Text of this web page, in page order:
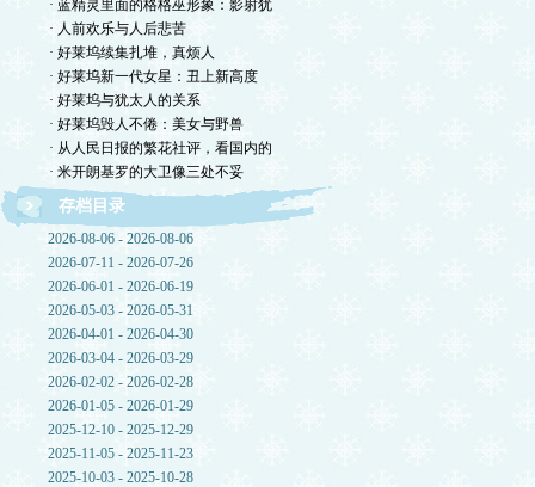
· 蓝精灵里面的格格巫形象：影射犹
· 人前欢乐与人后悲苦
· 好莱坞续集扎堆，真烦人
· 好莱坞新一代女星：丑上新高度
· 好莱坞与犹太人的关系
· 好莱坞毁人不倦：美女与野兽
· 从人民日报的繁花社评，看国内的
· 米开朗基罗的大卫像三处不妥
存档目录
2026-08-06 - 2026-08-06
2026-07-11 - 2026-07-26
2026-06-01 - 2026-06-19
2026-05-03 - 2026-05-31
2026-04-01 - 2026-04-30
2026-03-04 - 2026-03-29
2026-02-02 - 2026-02-28
2026-01-05 - 2026-01-29
2025-12-10 - 2025-12-29
2025-11-05 - 2025-11-23
2025-10-03 - 2025-10-28